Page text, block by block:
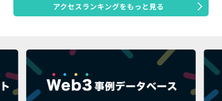
アクセスランキングをもっと見る